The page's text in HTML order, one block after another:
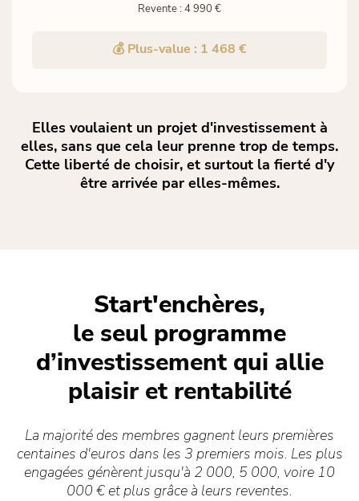
Revente : 4 990 €
💰 Plus-value : 1 468 €
Elles voulaient un projet d'investissement à
elles, sans que cela leur prenne trop de temps.
Cette liberté de choisir, et surtout la fierté d'y
être arrivée par elles-mêmes.
Start'enchères,
le seul programme
d’investissement qui allie
plaisir et rentabilité
La majorité des membres gagnent leurs premières
centaines d'euros dans les 3 premiers mois. Les plus
engagées génèrent jusqu'à 2 000, 5 000, voire 10
000 € et plus grâce à leurs reventes.